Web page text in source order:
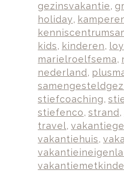
gezinsvakantie,
holiday,
kids, kinderen,
marielroelfsema,
nederland,
stiefcoaching,
stiefenco, strand,
travel,
vakantiehuis,